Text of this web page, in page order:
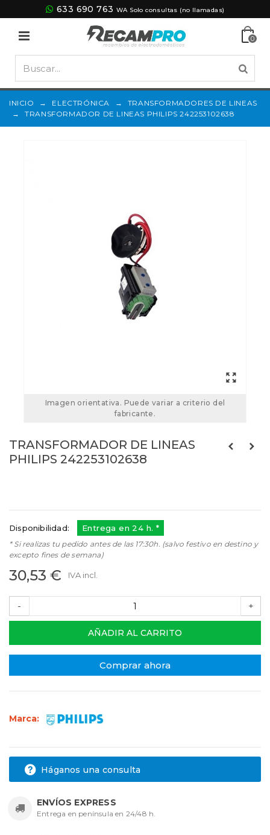
633 690 763 WA Solo consultas (no llamadas)
0
INICIO → ELECTRÓNICA →
TRANSFORMADORES DE LINEAS
→
TRANSFORMADOR DE LINEAS PHILIPS 242253102638
Imagen orientativa. Puede variar a criterio del
fabricante.
TRANSFORMADOR DE LINEAS
PHILIPS 242253102638
Disponibilidad: Entrega en 24 h. *
* Si realizas tu pedido antes de las 17:30h. (salvo festivo en destino y
excepto fines de semana)
30,53 € IVA incl.
- +
AÑADIR AL CARRITO
Comprar ahora
Marca:
Háganos una consulta
ENVÍOS EXPRESS
Entrega en península en 24/48 h.